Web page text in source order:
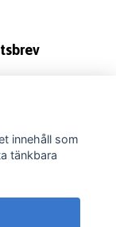
innehåll som
tänkbara